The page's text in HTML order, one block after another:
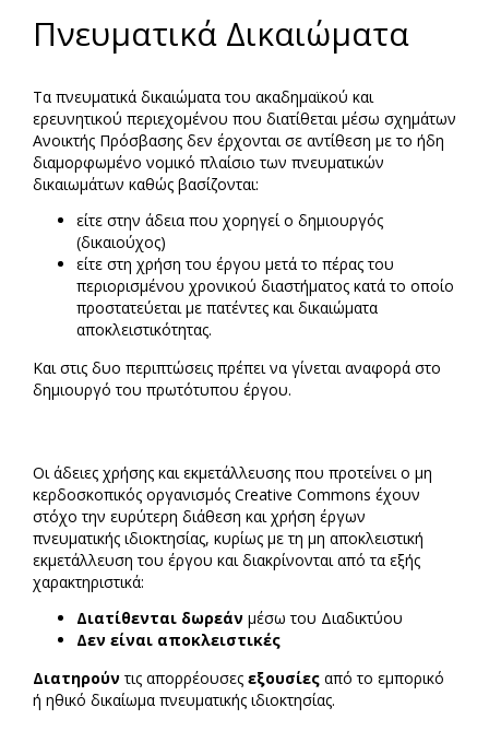
Πνευματικά Δικαιώματα
Τα πνευματικά δικαιώματα του ακαδημαϊκού και
ερευνητικού περιεχομένου που διατίθεται μέσω σχημάτων
Ανοικτής Πρόσβασης δεν έρχονται σε αντίθεση με το ήδη
διαμορφωμένο νομικό πλαίσιο των πνευματικών
δικαιωμάτων καθώς βασίζονται:
είτε στην άδεια που χορηγεί ο δημιουργός
(δικαιούχος)
είτε στη χρήση του έργου μετά το πέρας του
περιορισμένου χρονικού διαστήματος κατά το οποίο
προστατεύεται με πατέντες και δικαιώματα
αποκλειστικότητας.
Και στις δυο περιπτώσεις πρέπει να γίνεται αναφορά στο
δημιουργό του πρωτότυπου έργου.
Οι άδειες χρήσης και εκμετάλλευσης που προτείνει ο μη
κερδοσκοπικός οργανισμός Creative Commons έχουν
στόχο την ευρύτερη διάθεση και χρήση έργων
πνευματικής ιδιοκτησίας, κυρίως με τη μη αποκλειστική
εκμετάλλευση του έργου και διακρίνονται από τα εξής
χαρακτηριστικά:
Διατίθενται δωρεάν μέσω του Διαδικτύου
Δεν είναι αποκλειστικές
Διατηρούντις απορρέουσες εξουσίες από το εμπορικό
ή ηθικό δικαίωμα πνευματικής ιδιοκτησίας.